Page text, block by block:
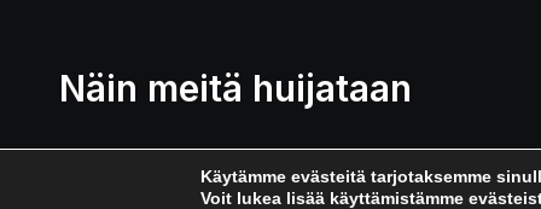
Näin meitä huijataan
Käytämme evästeitä tarjotaksemme
Voit lukea lisää käyttämistämme